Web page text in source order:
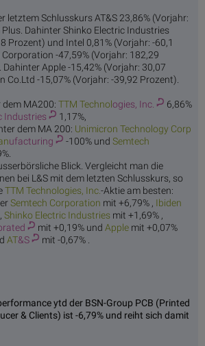
letztem Schlusskurs AT&S 23,86% (Vorjahr:
Dahinter Shinko Electric Industries
Prozent) und Intel 0,81% (Vorjahr: -60,1
-47,59% (Vorjahr: 182,29
Apple -15,42% (Vorjahr: 30,07
Co.Ltd -15,07% (Vorjahr: -39,92 Prozent).
MA200: TTM Technologies, Inc.
6,86%
Industries
1,17%,
dem MA 200: Unimicron Technology Corp
ufacturing -100% und Semtech
Blick. Vergleicht man die
bei L&S mit dem letzten Schlusskurs, so
TTM Technologies, Inc.-Aktie am besten:
Semtech Corporation mit +6,79% , Ibiden
Shinko Electric Industries mit +1,69% ,
mit +0,19% und Apple mit +0,07%
AT&S mit -0,67% .
ytd der BSN-Group PCB (Printed
& Clients) ist -6,79% und reiht sich damit